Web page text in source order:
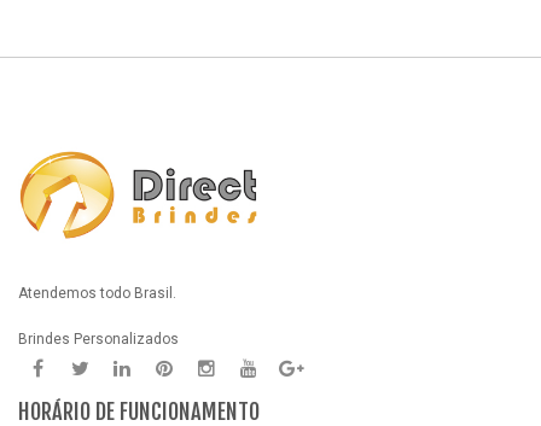
Atendemos todo Brasil.
Brindes Personalizados
HORÁRIO DE FUNCIONAMENTO